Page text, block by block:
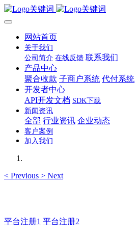
网站首页
关于我们
公司简介 在线反馈 联系我们
产品中心
聚合收款 子商户系统 代付系统
开发者中心
API开发文档 SDK下载
新闻资讯
全部 行业资讯 企业动态
客户案例
加入我们
< Previous > Next
平台注册1 平台注册2